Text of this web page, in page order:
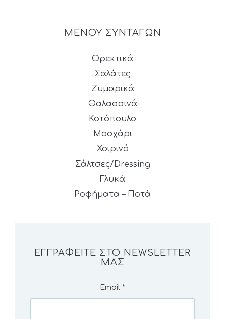
ΜΕΝΟΥ ΣΥΝΤΑΓΩΝ
Ορεκτικά
Σαλάτες
Ζυμαρικά
Θαλασσινά
Κοτόπουλο
Μοσχάρι
Χοιρινό
Σάλτσες/Dressing
Γλυκά
Ροφήματα – Ποτά
ΕΓΓΡΑΦΕΊΤΕ ΣΤΟ NEWSLETTER
ΜΑΣ
Email *